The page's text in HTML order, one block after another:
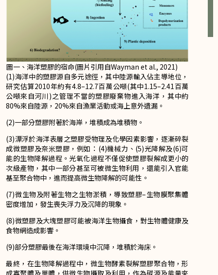
圖一、海洋塑膠的宿命(圖片引用自Wayman et al., 2021)
(1)海洋中的塑膠源自多元途徑，其中陸源輸入佔主導地位，
研究估算2010年約有4.8–12.7百萬公噸(其中1.15–2.41百萬
公噸來自河川)之管理不當的塑膠廢棄物進入海洋，其中約
80%來自陸源，20%來自漁業活動或海上意外遺漏。
(2)一部分塑膠附著於海岸，堆積成為堆積物。
(3)漂浮於海洋表層之塑膠受物理及化學因素影響，逐漸碎裂
成微塑膠及奈米塑膠，例如：(4)機械力、(5)光降解及(6)可
能的生物降解過程。光氧化過程不僅促使塑膠裂解成更小的
次級產物，其中一部分甚至可被微生物利用，還能引入官能
基至聚合物中，進而提高微生物降解的可能性。
(7)微生物及附著生物之生物淤積，導致塑膠–生物膜聚集體
密度增加，發生喪失浮力及沉降的現象。
(8)微塑膠及大塊塑膠可能被海洋生物攝食，對生物體健康及
食物網造成影響。
(9)部分塑膠最後在海洋環境中沉降，堆積於海床。
最終，在生物降解過程中，微生物酵素裂解塑膠聚合物，形
成寡聚體及單體，供微生物攝取及利用，作為碳源及能量來